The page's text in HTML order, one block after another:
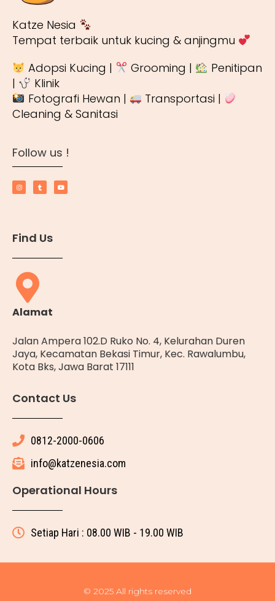
Katze Nesia
Tempat terbaik untuk kucing & anjingmu
Adopsi Kucing |
Grooming |
Penitipan
|
Klinik
Fotografi Hewan |
Transportasi |
Cleaning & Sanitasi
Follow us !
Find Us
Alamat
Jalan Ampera 102.D Ruko No. 4, Kelurahan Duren
Jaya, Kecamatan Bekasi Timur, Kec. Rawalumbu,
Kota Bks, Jawa Barat 17111
Contact Us
0812-2000-0606
info@katzenesia.com
Operational Hours
Setiap Hari : 08.00 WIB - 19.00 WIB
© 2025 All rights reserved